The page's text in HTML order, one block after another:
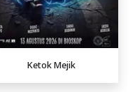
Ketok Mejik